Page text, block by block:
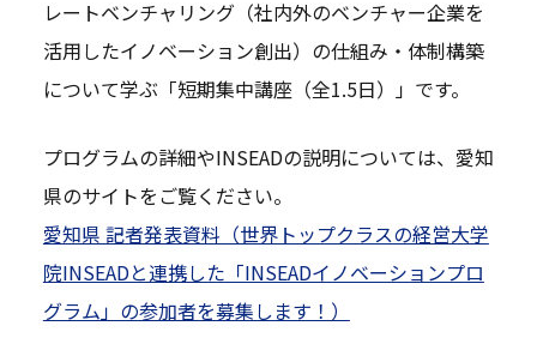
レートベンチャリング（社内外のベンチャー企業を
活用したイノベーション創出）の仕組み・体制構築
について学ぶ「短期集中講座（全1.5日）」です。
プログラムの詳細やINSEADの説明については、愛知
県のサイトをご覧ください。
愛知県 記者発表資料（世界トップクラスの経営大学
院INSEADと連携した「INSEADイノベーションプロ
グラム」の参加者を募集します！）